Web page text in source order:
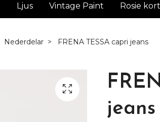
Ljus Vintage Paint Rosie kort
Nederdelar FRENA TESSA capri jeans
jeans